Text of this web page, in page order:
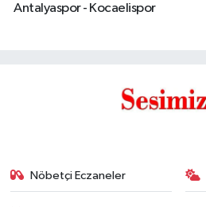
Antalyaspor - Kocaelispor
Nöbetçi Eczaneler